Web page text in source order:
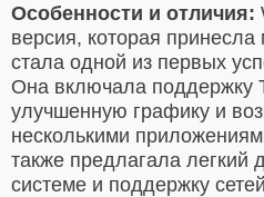
Особенности и отличия:
версия, которая
стала одной из первых
Она включала поддержку
улучшенную графику и
несколькими
также предлагала легкий
системе и поддержку